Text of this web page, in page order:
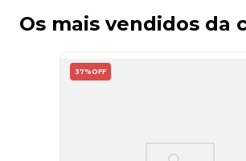
Os mais vendidos da
37% OFF